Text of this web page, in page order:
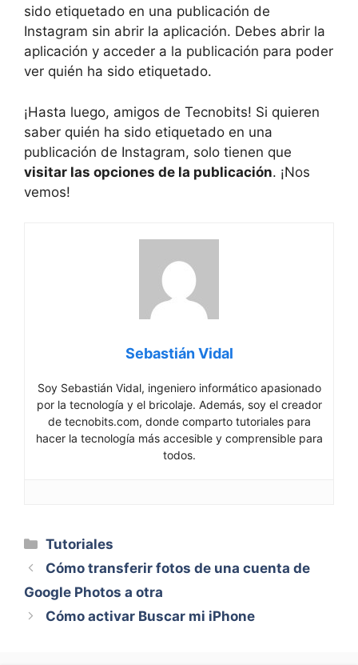
sido etiquetado en una publicación de
Instagram sin ⁤abrir la aplicación. Debes abrir la
aplicación ‌y ⁤acceder a la publicación para poder
ver quién ha sido etiquetado.
¡Hasta ⁣luego, amigos de ⁢Tecnobits! Si⁣ quieren
saber ‍quién⁣ ha sido etiquetado en una
publicación ⁢de Instagram, solo tienen que
visitar las opciones de la publicación. ¡Nos
vemos!
Sebastián Vidal
Soy Sebastián Vidal, ingeniero informático apasionado
por la tecnología y el bricolaje. Además, soy el creador
de tecnobits.com, donde comparto tutoriales para
hacer la tecnología más accesible y comprensible para
todos.
Categorías
Tutoriales
Cómo transferir fotos de una cuenta de
Google Photos a otra
Cómo activar Buscar mi iPhone